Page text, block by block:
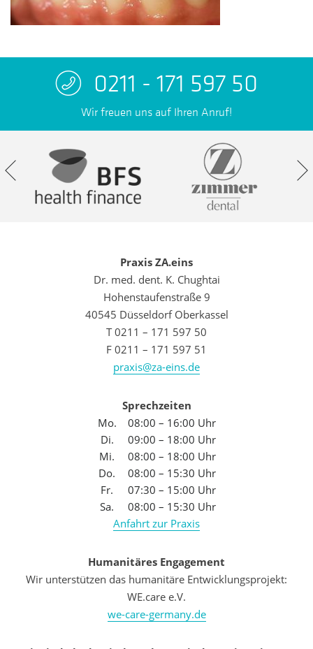
0211 - 171 597 50
Wir freuen uns auf Ihren Anruf!
Praxis ZA.eins
Dr. med. dent. K. Chughtai
Hohenstaufenstraße 9
40545 Düsseldorf Oberkassel
T 0211 – 171 597 50
F 0211 – 171 597 51
praxis@za-eins.de
Sprechzeiten
Mo.
08:00 – 16:00 Uhr
Di.
09:00 – 18:00 Uhr
Mi.
08:00 – 18:00 Uhr
Do.
08:00 – 15:30 Uhr
Fr.
07:30 – 15:00 Uhr
Sa.
08:00 – 15:30 Uhr
Anfahrt zur Praxis
Humanitäres Engagement
Wir unterstützen das humanitäre Entwicklungsprojekt:
WE.care e.V.
we-care-germany.de